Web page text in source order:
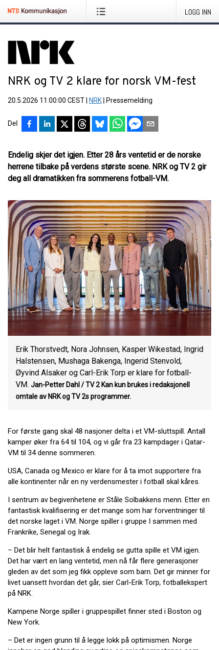
LOGG INN
NRK og TV 2 klare for norsk VM-fest
20.5.2026 11:00:00 CEST NRK Pressemelding
Del
Endelig skjer det igjen. Etter 28 års ventetid er de norske
herrene tilbake på verdens største scene. NRK og TV 2 gir
deg all dramatikken fra sommerens fotball-VM.
Erik Thorstvedt, Nora Johnsen, Kasper Wikestad, Ingrid
Halstensen, Mushaga Bakenga, Ingerid Stenvold,
Øyvind Alsaker og Carl-Erik Torp er klare for fotball-
VM. Jan-Petter Dahl / TV 2 Kan kun brukes i redaksjonell
omtale av NRK og TV 2s programmer.
For første gang skal 48 nasjoner delta i et VM-sluttspill. Antall
kamper øker fra 64 til 104, og vi går fra 23 kampdager i Qatar-
VM til 34 denne sommeren.
USA, Canada og Mexico er klare for å ta imot supportere fra
alle kontinenter når en ny verdensmester i fotball skal kåres.
I sentrum av begivenhetene er Ståle Solbakkens menn. Etter en
fantastisk kvalifisering er det mange som har forventninger til
det norske laget i VM. Norge spiller i gruppe I sammen med
Frankrike, Senegal og Irak.
– Det blir helt fantastisk å endelig se gutta spille et VM igjen.
Det har vært en lang ventetid, men nå får flere generasjoner
gleden av det som jeg fikk oppleve som barn. Det gir minner for
livet uansett hvordan det går, sier Carl-Erik Torp, fotballekspert
på NRK.
Kampene Norge spiller i gruppespillet finner sted i Boston og
New York.
– Det er ingen grunn til å legge lokk på optimismen. Norge